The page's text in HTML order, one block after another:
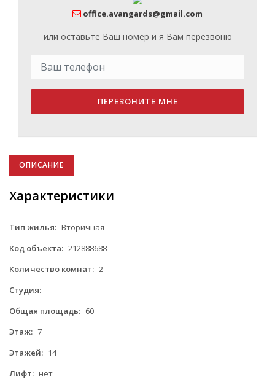
office.avangards@gmail.com
или оставьте Ваш номер и я Вам перезвоню
ПЕРЕЗОНИТЕ МНЕ
ОПИСАНИЕ
Характеристики
Тип жилья: Вторичная
Код объекта: 212888688
Количество комнат: 2
Студия: -
Общая площадь: 60
Этаж: 7
Этажей: 14
Лифт: нет